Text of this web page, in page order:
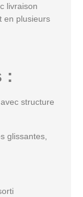
livraison
en plusieurs
:
structure
glissantes,